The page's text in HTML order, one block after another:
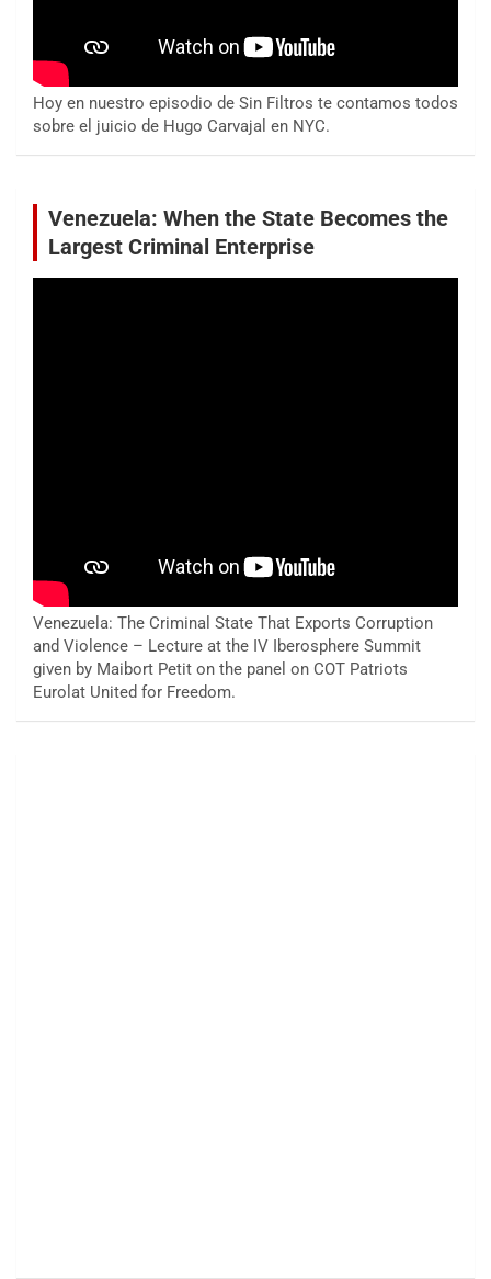
Hoy en nuestro episodio de Sin Filtros te contamos todos
sobre el juicio de Hugo Carvajal en NYC.
Venezuela: When the State Becomes the
Largest Criminal Enterprise
Venezuela: The Criminal State That Exports Corruption
and Violence – Lecture at the IV Iberosphere Summit
given by Maibort Petit on the panel on COT Patriots
Eurolat United for Freedom.